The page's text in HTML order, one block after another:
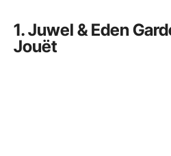
1. Juwel & Eden
Jouët